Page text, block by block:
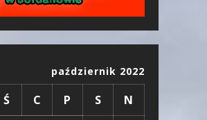
październik 2022
Ś C P S
N